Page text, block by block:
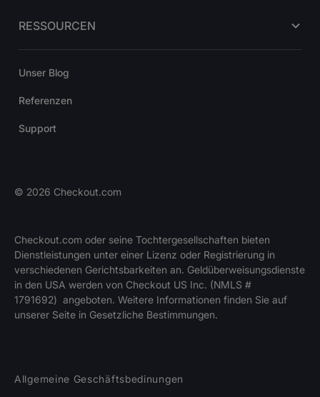
RESSOURCEN
Unser Blog
Referenzen
Support
© 2026 Checkout.com
Checkout.com oder seine Tochtergesellschaften bieten
Dienstleistungen unter einer Lizenz oder Registrierung in
verschiedenen Gerichtsbarkeiten an. Geldüberweisungsdienste
in den USA werden von Checkout US Inc. (NMLS #
1791692) angeboten. Weitere Informationen finden Sie auf
unserer Seite in Gesetzliche Bestimmungen.
Allgemeine Geschäftsbedinungen